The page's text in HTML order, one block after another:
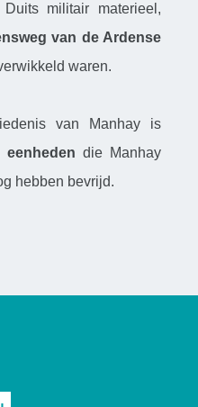
militair materieel,
van de Ardense
waren.
van Manhay is
eenheden die Manhay
hebben bevrijd.